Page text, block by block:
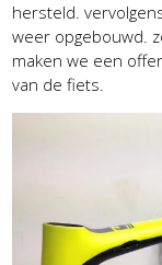
hersteld.
weer opgebouwd.
maken we een
van de fiets.